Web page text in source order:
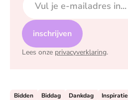
inschrijven
Lees onze privacyverklaring.
Bidden Biddag Dankdag Inspiratie